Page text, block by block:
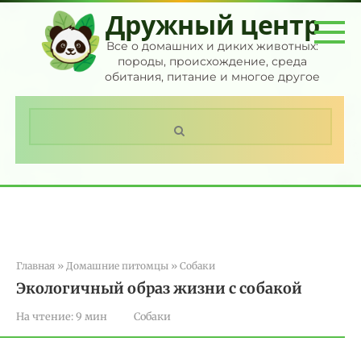
Перейти
контенту
Дружный центр
Все о домашних и диких животных:
породы, происхождение, среда
обитания, питание и многое другое
Главная » Домашние питомцы » Собаки
Экологичный образ жизни с собакой
На чтение:9 мин Собаки